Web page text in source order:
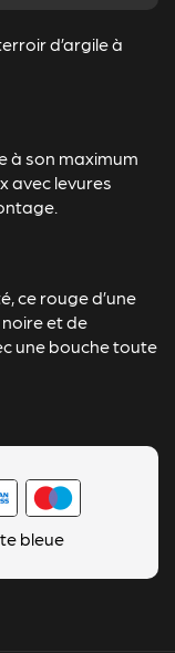
d’argile à
à son maximum
avec levures
ce rouge d’une
et de
une bouche toute
bleue